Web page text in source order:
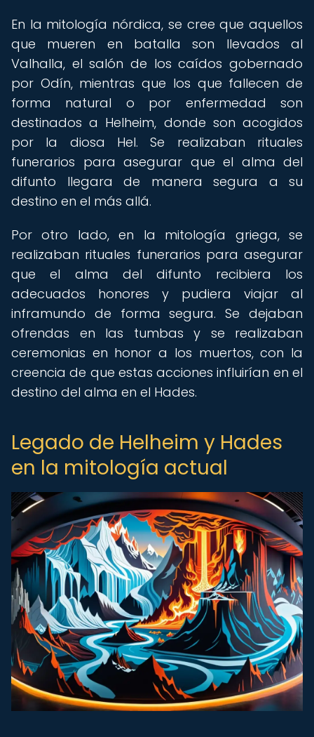
En la mitología nórdica, se cree que aquellos
que mueren en batalla son llevados al
Valhalla, el salón de los caídos gobernado
por Odín, mientras que los que fallecen de
forma natural o por enfermedad son
destinados a Helheim, donde son acogidos
por la diosa Hel. Se realizaban rituales
funerarios para asegurar que el alma del
difunto llegara de manera segura a su
destino en el más allá.
Por otro lado, en la mitología griega, se
realizaban rituales funerarios para asegurar
que el alma del difunto recibiera los
adecuados honores y pudiera viajar al
inframundo de forma segura. Se dejaban
ofrendas en las tumbas y se realizaban
ceremonias en honor a los muertos, con la
creencia de que estas acciones influirían en el
destino del alma en el Hades.
Legado de Helheim y Hades
en la mitología actual